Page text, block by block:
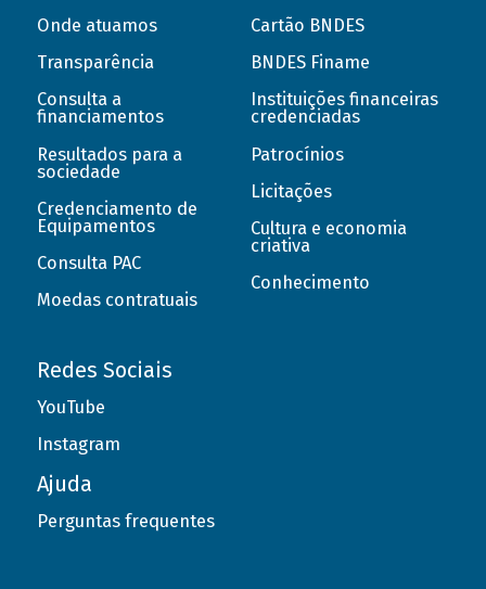
Onde atuamos
Transparência
Consulta a
financiamentos
Resultados para a
sociedade
Credenciamento de
Equipamentos
Consulta PAC
Moedas contratuais
Cartão BNDES
BNDES Finame
Instituições financeiras
credenciadas
Patrocínios
Licitações
Cultura e economia
criativa
Conhecimento
Redes Sociais
YouTube
Instagram
Ajuda
Perguntas frequentes